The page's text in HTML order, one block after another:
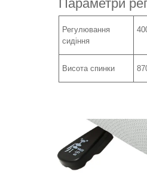
Параметри
Регулювання
сидіння
Висота спинки